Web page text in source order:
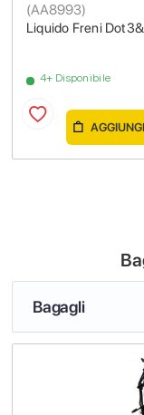
Liquido Freni
(AA8993)
4+ Disponibile
Bagagli